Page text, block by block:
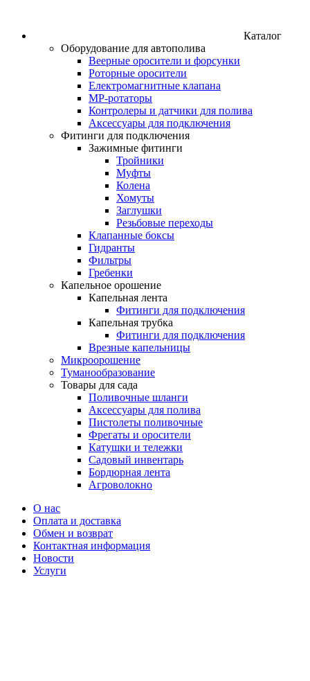
Каталог
Оборудование для автополива
Веерные оросители и форсунки
Роторные оросители
Електромагнитные клапана
MP-ротаторы
Контролеры и датчики для полива
Аксессуары для подключения
Фитинги для подключения
Зажимные фитинги
Тройники
Муфты
Колена
Хомуты
Заглушки
Резьбовые переходы
Клапанные боксы
Гидранты
Фильтры
Гребенки
Капельное орошение
Капельная лента
Фитинги для подключения
Капельная трубка
Фитинги для подключения
Врезные капельницы
Микроорошение
Туманообразование
Товары для сада
Поливочные шланги
Аксессуары для полива
Пистолеты поливочные
Фрегаты и оросители
Катушки и тележки
Садовый инвентарь
Бордюрная лента
Агроволокно
О нас
Оплата и доставка
Обмен и возврат
Контактная информация
Новости
Услуги